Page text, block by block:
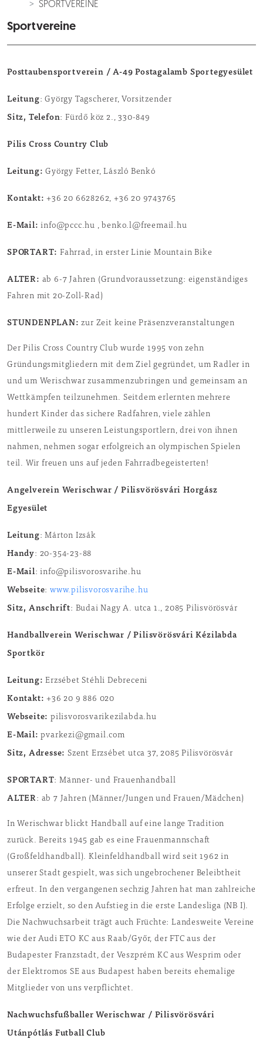
SPORTVEREINE
Sportvereine
Posttaubensportverein / A-49 Postagalamb Sportegyesület
Leitung: György Tagscherer, Vorsitzender
Sitz, Telefon: Fürdő köz 2., 330-849
Pilis Cross Country Club
Leitung:György Fetter, László Benkó
Kontakt:+36 20 6628262, +36 20 9743765
E-Mail:info@pccc.hu , benko.l@freemail.hu
SPORTART: Fahrrad, in erster Linie Mountain Bike
ALTER: ab 6-7 Jahren (Grundvoraussetzung: eigenständiges
Fahren mit 20-Zoll-Rad)
STUNDENPLAN:zur Zeit keine Präsenzveranstaltungen
Der Pilis Cross Country Club wurde 1995 von zehn
Gründungsmitgliedern mit dem Ziel gegründet, um Radler in
und um Werischwar zusammenzubringen und gemeinsam an
Wettkämpfen teilzunehmen. Seitdem erlernten mehrere
hundert Kinder das sichere Radfahren, viele zählen
mittlerweile zu unseren Leistungsportlern, drei von ihnen
nahmen, nehmen sogar erfolgreich an olympischen Spielen
teil. Wir freuen uns auf jeden Fahrradbegeisterten!
Angelverein Werischwar / Pilisvörösvári Horgász
Egyesület
Leitung: Márton Izsák
Handy: 20-354-23-88
E-Mail: info@pilisvorosvarihe.hu
Webseite:www.pilisvorosvarihe.hu
Sitz, Anschrift: Budai Nagy A. utca 1., 2085 Pilisvörösvár
Handballverein Werischwar / Pilisvörösvári Kézilabda
Sportkör
Leitung:Erzsébet Stéhli Debreceni
Kontakt:+36 20 9 886 020
Webseite: pilisvorosvarikezilabda.hu
E-Mail:pvarkezi@gmail.com
Sitz, Adresse: Szent Erzsébet utca 37, 2085 Pilisvörösvár
SPORTART: Männer- und Frauenhandball
ALTER : ab 7 Jahren (Männer/Jungen und Frauen/Mädchen)
In Werischwar blickt Handball auf eine lange Tradition
zurück. Bereits 1945 gab es eine Frauenmannschaft
(Großfeldhandball). Kleinfeldhandball wird seit 1962 in
unserer Stadt gespielt, was sich ungebrochener Beleibtheit
erfreut. In den vergangenen sechzig Jahren hat man zahlreiche
Erfolge erzielt, so den Aufstieg in die erste Landesliga (NB I).
Die Nachwuchsarbeit trägt auch Früchte: Landesweite Vereine
wie der Audi ETO KC aus Raab/Győr, der FTC aus der
Budapester Franzstadt, der Veszprém KC aus Wesprim oder
der Elektromos SE aus Budapest haben bereits ehemalige
Mitglieder von uns verpflichtet.
Nachwuchsfußballer Werischwar / Pilisvörösvári
Utánpótlás Futball Club